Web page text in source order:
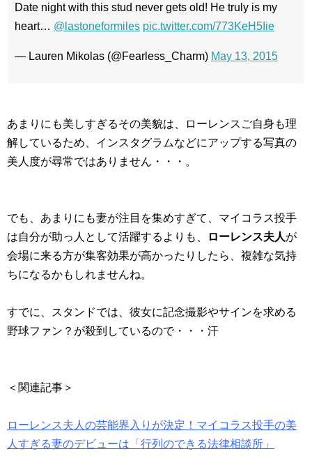
Date night with this stud never gets old! He truly is my
heart… @lastoneformiles pic.twitter.com/773KeH5Iie
— Lauren Mikolas (@Fearless_Charm) May 13, 2015
あまりにも美しすぎるその美貌は、ローレンスご自身も理
解しているため、インスタグラムなどにアップする写真の
美人度が尋常ではありません・・・。
でも、あまりにも妻が注目を集めすぎて、マイコラス投手
は自分が助っ人として活躍するよりも、
ローレンス夫人が
会場に来る方が集客効果が高かったりしたら、複雑な気持
ちになるかもしれませんね。
すでに、スタンドでは、彼女に記念撮影やサインを求める
野球ファン？が殺到しているので・・・汗
＜関連記事＞
ローレンス夫人の芸能界入りが決定！マイコラス投手の美
人すぎる妻のデビューは「行列のできる法律相談所」